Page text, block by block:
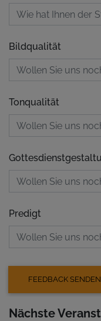
Bildqualität
Tonqualität
Predigt
Nächste